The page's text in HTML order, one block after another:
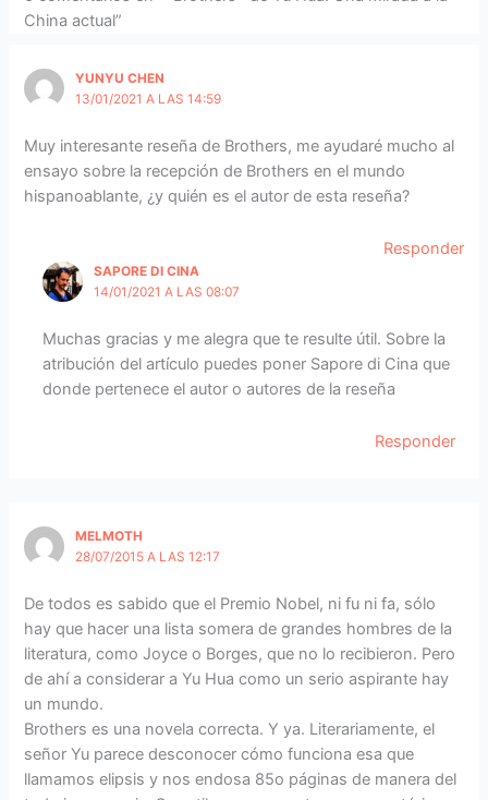
China actual”
YUNYU CHEN
13/01/2021 A LAS 14:59
Muy interesante reseña de Brothers, me ayudaré mucho al
ensayo sobre la recepción de Brothers en el mundo
hispanoablante, ¿y quién es el autor de esta reseña?
Responder
SAPORE DI CINA
14/01/2021 A LAS 08:07
Muchas gracias y me alegra que te resulte útil. Sobre la
atribución del artículo puedes poner Sapore di Cina que
donde pertenece el autor o autores de la reseña
Responder
MELMOTH
28/07/2015 A LAS 12:17
De todos es sabido que el Premio Nobel, ni fu ni fa, sólo
hay que hacer una lista somera de grandes hombres de la
literatura, como Joyce o Borges, que no lo recibieron. Pero
de ahí a considerar a Yu Hua como un serio aspirante hay
un mundo.
Brothers es una novela correcta. Y ya. Literariamente, el
señor Yu parece desconocer cómo funciona esa que
llamamos elipsis y nos endosa 85o páginas de manera del